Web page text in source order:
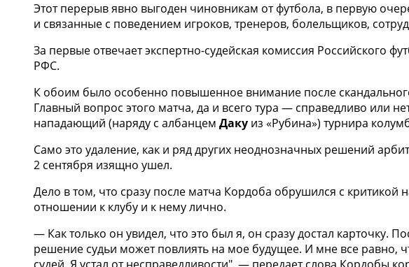
Этот перерыв явно выгоден чиновникам от футбола, в первую
и связанные с поведением игроков, тренеров, болельщиков,
За первые отвечает экспертно-судейская комиссия Российского
РФС.
К обоим было особенно повышенное внимание после
Главный вопрос этого матча, да и всего тура — справедливо или
нападающий (наряду с албанцем Дакуиз «Рубина») турнира
Само это удаление, как и ряд других неоднозначных решений
2 сентября изящно ушел.
Дело в том, что сразу после матча Кордоба обрушился с критикой
отношении к клубу и к нему лично.
— Как только он увидел, что это был я, он сразу достал карточку.
решение судьи может повлиять на мое будущее. И мне все равно,